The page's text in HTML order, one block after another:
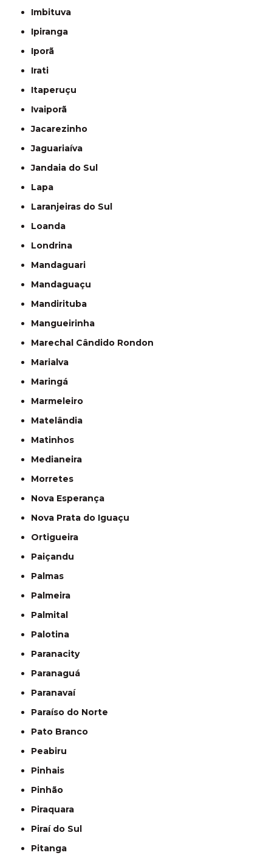
Imbituva
Ipiranga
Iporã
Irati
Itaperuçu
Ivaiporã
Jacarezinho
Jaguariaíva
Jandaia do Sul
Lapa
Laranjeiras do Sul
Loanda
Londrina
Mandaguari
Mandaguaçu
Mandirituba
Mangueirinha
Marechal Cândido Rondon
Marialva
Maringá
Marmeleiro
Matelândia
Matinhos
Medianeira
Morretes
Nova Esperança
Nova Prata do Iguaçu
Ortigueira
Paiçandu
Palmas
Palmeira
Palmital
Palotina
Paranacity
Paranaguá
Paranavaí
Paraíso do Norte
Pato Branco
Peabiru
Pinhais
Pinhão
Piraquara
Piraí do Sul
Pitanga